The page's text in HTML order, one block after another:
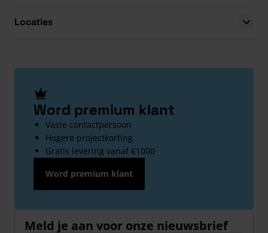
Locaties
Word premium klant
Vaste contactpersoon
Hogere projectkorting
Gratis levering vanaf €1000
Word premium klant
Meld je aan voor onze nieuwsbrief